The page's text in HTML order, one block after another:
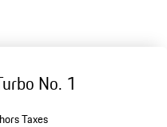
No. 1
hors Taxes